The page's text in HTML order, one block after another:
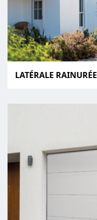
LATÉRALE RAINURÉE